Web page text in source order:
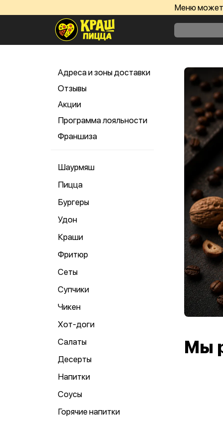
Меню может
Адреса и зоны доставки
Отзывы
Акции
Программа лояльности
Франшиза
Шаурмяш
Пицца
Бургеры
Удон
Краши
Фритюр
Сеты
Супчики
Чикен
Хот-доги
Салаты
Десерты
Напитки
Соусы
Горячие напитки
Мы